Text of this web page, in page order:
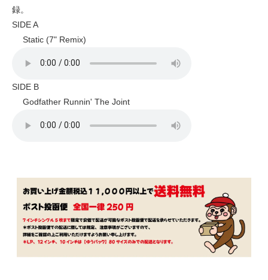
録。
SIDE A
Static (7" Remix)
SIDE B
Godfather Runnin' The Joint